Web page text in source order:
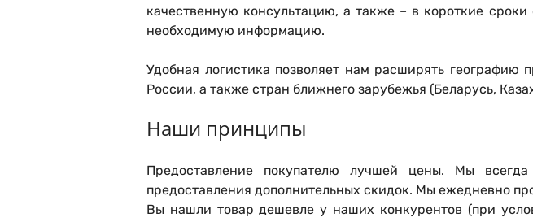
качественную консультацию, а также – в короткие сроки
необходимую информацию.
Удобная логистика позволяет нам расширять
России, а также стран ближнего зарубежья (Беларусь,
Наши принципы
Предоставление покупателю лучшей цены. Мы всегда
предоставления дополнительных скидок. Мы ежедневно
Вы нашли товар дешевле у наших конкурентов (при